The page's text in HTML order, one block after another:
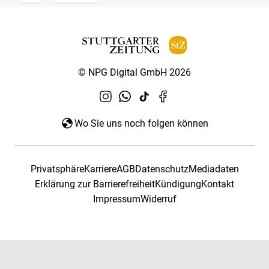
© NPG Digital GmbH 2026
Wo Sie uns noch folgen können
PrivatsphäreKarriereAGBDatenschutzMediadaten
Erklärung zur BarrierefreiheitKündigungKontakt
ImpressumWiderruf